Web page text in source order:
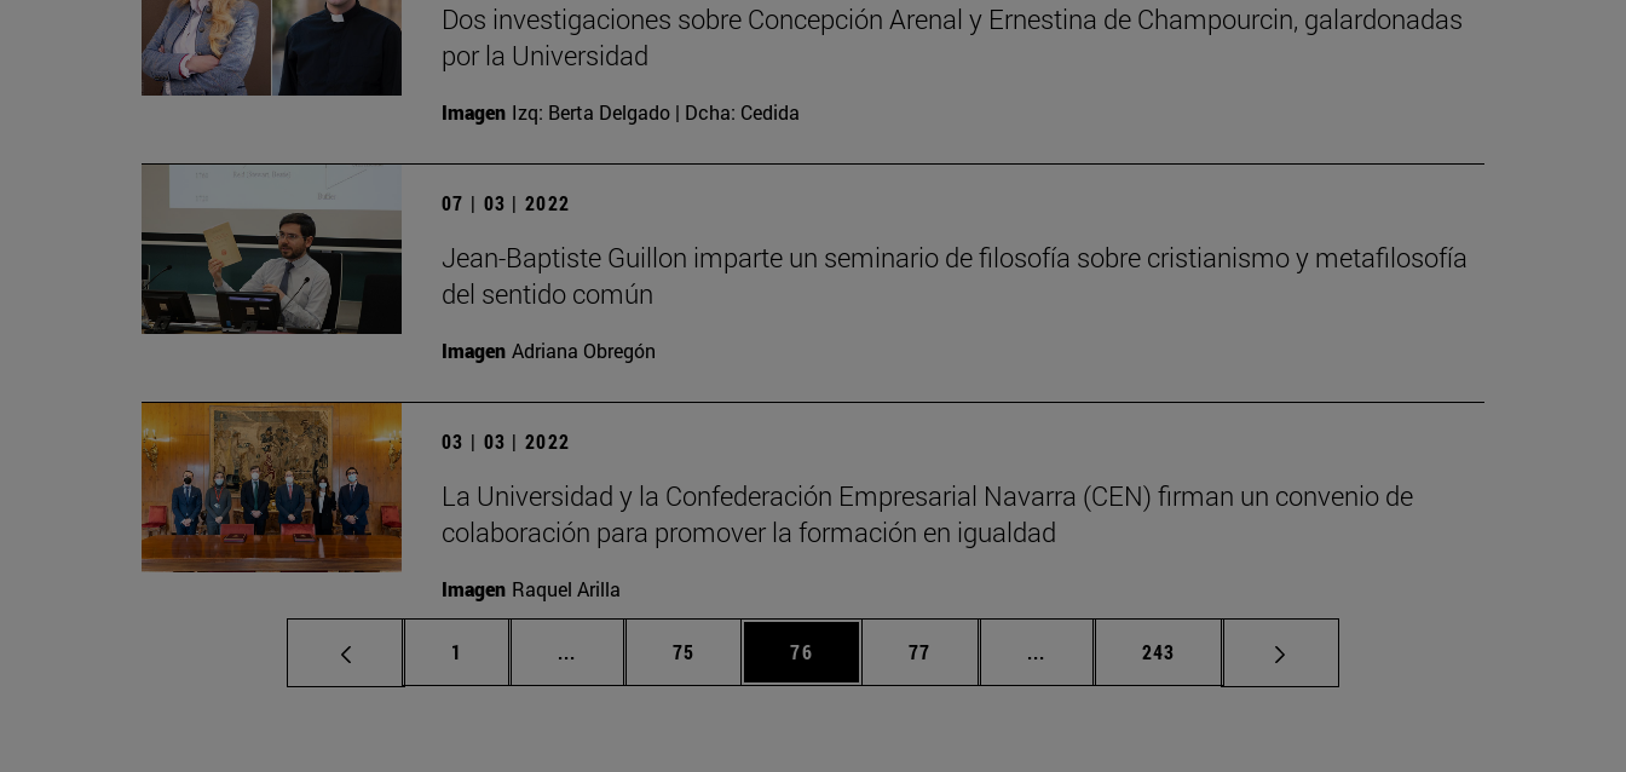
Dos investigaciones sobre Concepción Arenal y Ernestina de Champourcin, galardonadas
por la Universidad
Imagen Izq: Berta Delgado | Dcha: Cedida
07 | 03 | 2022
Jean-Baptiste Guillon imparte un seminario de filosofía sobre cristianismo y metafilosofía
del sentido común
Imagen Adriana Obregón
03 | 03 | 2022
La Universidad y la Confederación Empresarial Navarra (CEN) firman un convenio de
colaboración para promover la formación en igualdad
Imagen Raquel Arilla
Página
1 ... Páginas intermedias Use TAB para desplazarse.
Página
75 Página
76 Página
77 ... Páginas intermedias Use TAB para desplazarse.
Página
243